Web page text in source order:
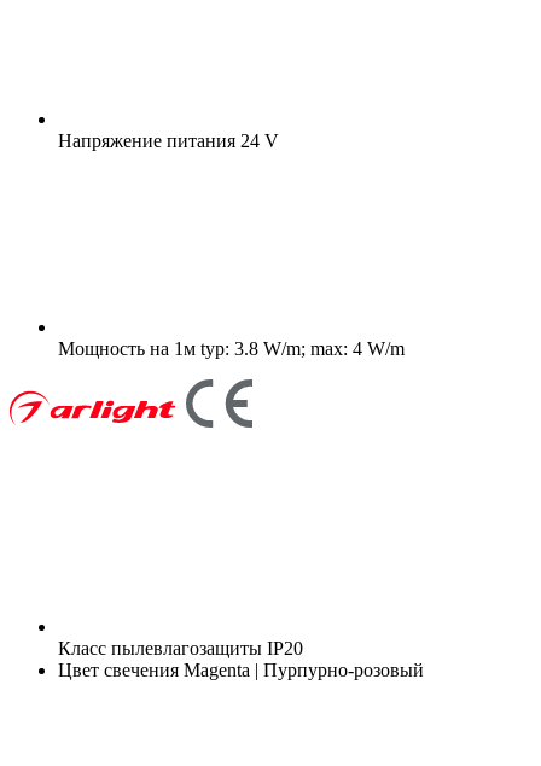
Напряжение питания 24 V
Мощность на 1м typ: 3.8 W/m; max: 4 W/m
Класс пылевлагозащиты IP20
Цвет свечения Magenta | Пурпурно-розовый